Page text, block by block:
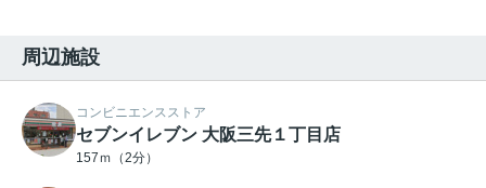
周辺施設
コンビニエンスストア
セブンイレブン 大阪三先１丁目店
157ｍ（2分）